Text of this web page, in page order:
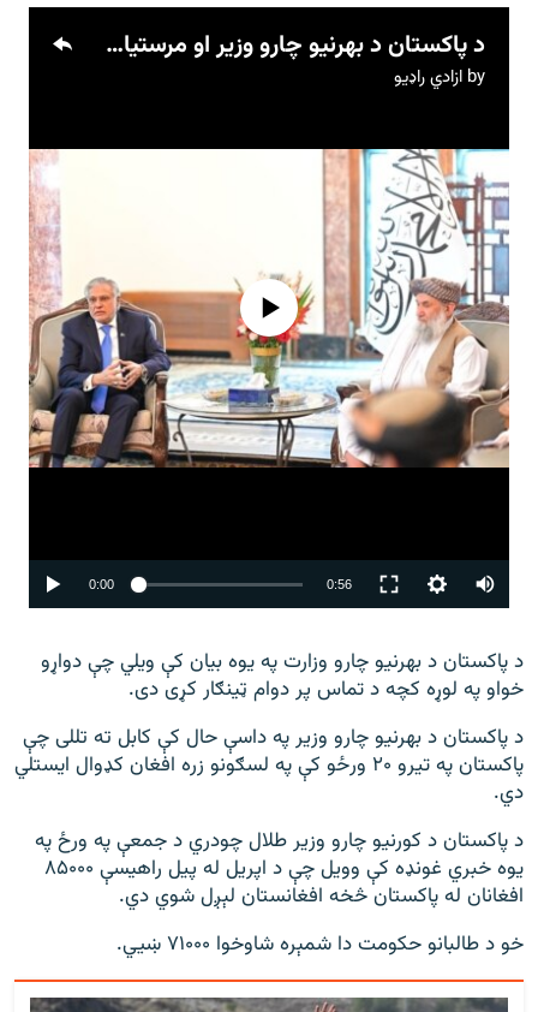
د پاکستان د بهرنیو چارو وزیر او مرستیال صدراعظم اسحق دار طالبانو له رییس الوزرا ملا محمد حسن اخوند سره وکتل.
by ازادي راډیو
Auto
240p
360p
480p
No media source currently available
0:00 0:56
360p
480p
720p
د پاکستان د بهرنیو چارو وزارت په یوه بیان کې ویلي چې دواړو
خواو په لوړه کچه د تماس پر دوام ټینګار کړی دی.
د پاکستان د بهرنیو چارو وزیر په داسې حال کې کابل ته تللی چې
پاکستان په تیرو ۲۰ ورځو کې په لسګونو زره افغان کډوال ایستلي
دي.
د پاکستان د کورنیو چارو وزیر طلال چودري د جمعې په ورځ په
یوه خبري غونډه کې وویل چې د اپریل له پیل راهیسې ۸۵۰۰۰
افغانان له پاکستان څخه افغانستان لېږل شوي دي.
خو د طالبانو حکومت دا شمېره شاوخوا ۷۱۰۰۰ ښيي.